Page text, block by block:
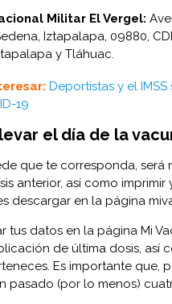
Militar El Vergel:
Iztapalapa, 09880,
y Tláhuac.
Deportistas y el
19
el día de la
que te corresponda, será
anterior, así como
descargar en la página
tus datos en la página Mi
de última dosis,
Es importante que,
pasado (por lo menos)